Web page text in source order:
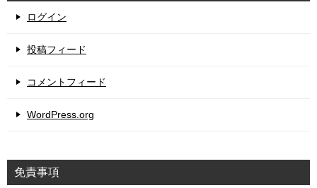
ログイン
投稿フィード
コメントフィード
WordPress.org
免責事項